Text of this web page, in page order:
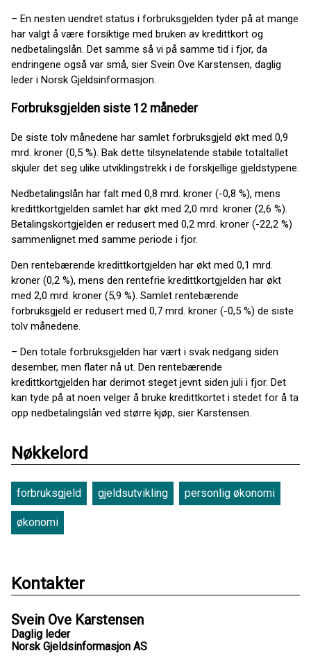
– En nesten uendret status i forbruksgjelden tyder på at mange
har valgt å være forsiktige med bruken av kredittkort og
nedbetalingslån. Det samme så vi på samme tid i fjor, da
endringene også var små, sier Svein Ove Karstensen, daglig
leder i Norsk Gjeldsinformasjon.
Forbruksgjelden siste 12 måneder
De siste tolv månedene har samlet forbruksgjeld økt med 0,9
mrd. kroner (0,5 %). Bak dette tilsynelatende stabile totaltallet
skjuler det seg ulike utviklingstrekk i de forskjellige gjeldstypene.
Nedbetalingslån har falt med 0,8 mrd. kroner (-0,8 %), mens
kredittkortgjelden samlet har økt med 2,0 mrd. kroner (2,6 %).
Betalingskortgjelden er redusert med 0,2 mrd. kroner (-22,2 %)
sammenlignet med samme periode i fjor.
Den rentebærende kredittkortgjelden har økt med 0,1 mrd.
kroner (0,2 %), mens den rentefrie kredittkortgjelden har økt
med 2,0 mrd. kroner (5,9 %). Samlet rentebærende
forbruksgjeld er redusert med 0,7 mrd. kroner (-0,5 %) de siste
tolv månedene.
– Den totale forbruksgjelden har vært i svak nedgang siden
desember, men flater nå ut. Den rentebærende
kredittkortgjelden har derimot steget jevnt siden juli i fjor. Det
kan tyde på at noen velger å bruke kredittkortet i stedet for å ta
opp nedbetalingslån ved større kjøp, sier Karstensen.
Nøkkelord
forbruksgjeld gjeldsutvikling personlig økonomi
økonomi
Kontakter
Svein Ove Karstensen
Daglig leder
Norsk Gjeldsinformasjon AS